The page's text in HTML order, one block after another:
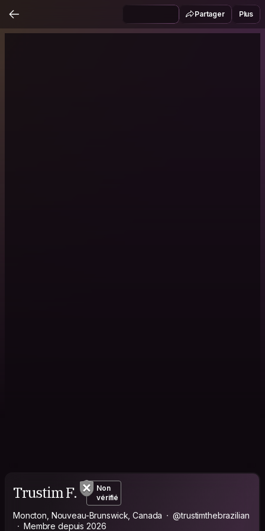
Partager Plus
Trustim F.
Non
vérifié
Moncton, Nouveau-Brunswick, Canada
@trustimthebrazilian
Membre depuis 2026